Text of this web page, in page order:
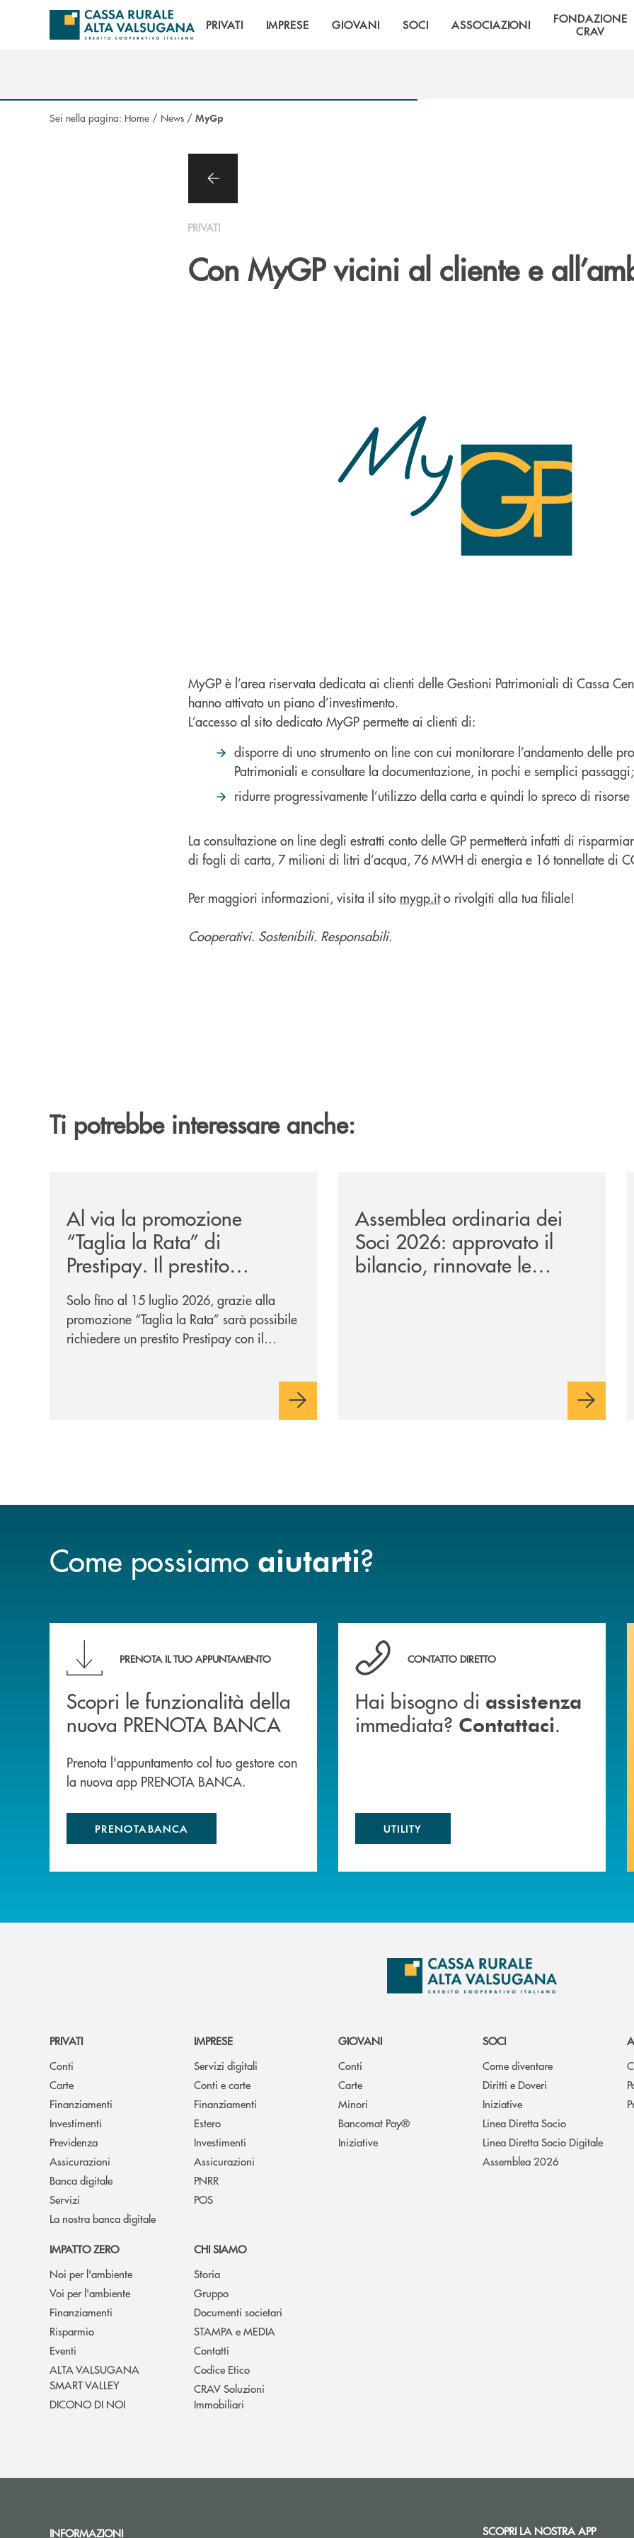
Salta al contenuto principale
PRIVATI IMPRESE GIOVANI SOCI ASSOCIAZIONI
FONDAZIONE
CRAV
Sei nella pagina: Home / News / MyGp
PRIVATI
Con MyGP vicini al cliente e
MyGP è l’area riservata dedicata ai clienti delle Gestioni Patrimoniali di Cassa
hanno attivato un piano d’investimento.
L’accesso al sito dedicato MyGP permette ai clienti di:
disporre di uno strumento on line con cui monitorare l’andamento delle
Patrimoniali e consultare la documentazione, in pochi e semplici passaggi;
ridurre progressivamente l’utilizzo della carta e quindi lo spreco di risorse
La consultazione on line degli estratti conto delle GP permetterà infatti di
di fogli di carta, 7 milioni di litri d’acqua, 76 MWH di energia e 16 tonnellate di
Per maggiori informazioni, visita il sito mygp.ito rivolgiti alla tua filiale!
Cooperativi. Sostenibili. Responsabili.
Ti potrebbe interessare anche:
Al via la promozione
“Taglia la Rata” di
Prestipay. Il prestito
personale che si fa in due
per te!
Solo fino al 15 luglio 2026, grazie alla
promozione “Taglia la Rata” sarà possibile
richiedere un prestito Prestipay con il
Assemblea ordinaria dei
Soci 2026: approvato il
bilancio, rinnovate le
Come possiamo aiutarti?
PRENOTA IL TUO APPUNTAMENTO
Scopri le funzionalità della
nuova PRENOTA BANCA
Prenota l'appuntamento col tuo gestore con
la nuova app PRENOTA BANCA.
PRENOTABANCA
Hai bisogno di assistenza immediata? Contattaci .
CONTATTO DIRETTO
Hai bisogno di assistenza
immediata? Contattaci.
UTILITY
PRIVATI
Conti
Carte
Finanziamenti
Investimenti
Previdenza
Assicurazioni
Banca digitale
Servizi
La nostra banca digitale
IMPRESE
Servizi digitali
Conti e carte
Finanziamenti
Estero
Investimenti
Assicurazioni
PNRR
POS
GIOVANI
Conti
Carte
Minori
Bancomat Pay®
Iniziative
SOCI
Come diventare
Diritti e Doveri
Iniziative
Linea Diretta Socio
Linea Diretta Socio Digitale
Assemblea 2026
IMPATTO ZERO
Noi per l'ambiente
Voi per l'ambiente
Finanziamenti
Risparmio
Eventi
ALTA VALSUGANA
SMART VALLEY
DICONO DI NOI
CHI SIAMO
Storia
Gruppo
Documenti societari
STAMPA e MEDIA
Contatti
Codice Etico
CRAV Soluzioni
Immobiliari
INFORMAZIONI SCOPRI LA NOSTRA APP